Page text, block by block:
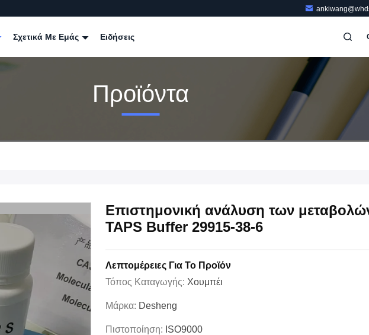
Σχετικά Με Εμάς Ειδήσεις
Προϊόντα
Επιστημονική ανάλυση των
TAPS Buffer 29915-38-6
Λεπτομέρειες Για Το Προϊόν
Τόπος Καταγωγής: Χουμπέι
Μάρκα: Desheng
Πιστοποίηση: ISO9000